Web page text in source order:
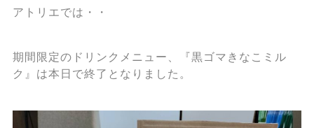
アトリエでは・・
期間限定のドリンクメニュー、『黒ゴマきなこミル
ク』は本日で終了となりました。